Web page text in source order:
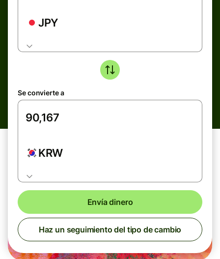
JPY
Se convierte a
KRW
Envía dinero
Haz un seguimiento del tipo de cambio